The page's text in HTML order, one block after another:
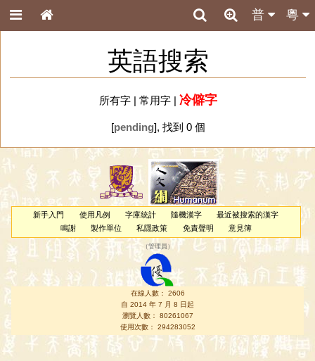
粵
普
英語搜索
所有字| 常用字| 冷僻字
[pending], 找到 0 個
新手入門 使用凡例 字庫統計 隨機漢字
最近被搜索的漢字
鳴謝
製作單位 私隱政策 免責聲明 意見簿
（管理員 ）
在線人數： 2606
自 2014 年 7 月 8 日起
瀏覽人數： 80261067
使用次數： 294283052